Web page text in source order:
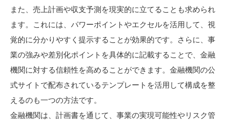
また、売上計画や収支予測を現実的に立てることも求められ
ます。これには、パワーポイントやエクセルを活用して、視
覚的に分かりやすく提示することが効果的です。さらに、事
業の強みや差別化ポイントを具体的に記載することで、金融
機関に対する信頼性を高めることができます。金融機関の公
式サイトで配布されているテンプレートを活用して構成を整
えるのも一つの方法です。
金融機関は、計画書を通じて、事業の実現可能性やリスク管